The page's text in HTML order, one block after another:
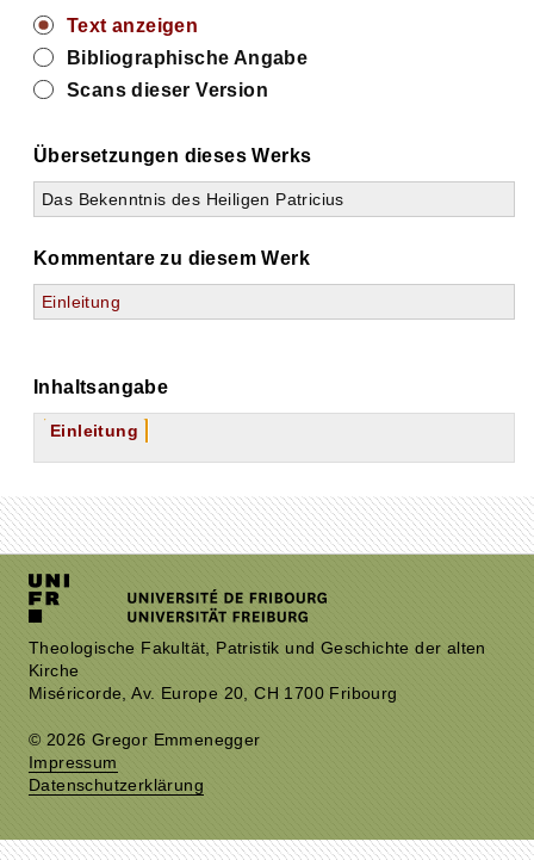
Text anzeigen
Bibliographische Angabe
Scans dieser Version
Übersetzungen dieses Werks
Das Bekenntnis des Heiligen Patricius
Kommentare zu diesem Werk
Einleitung
Inhaltsangabe
Einleitung
Theologische Fakultät, Patristik und Geschichte der alten
Kirche
Miséricorde, Av. Europe 20, CH 1700 Fribourg
© 2026 Gregor Emmenegger
Impressum
Datenschutzerklärung